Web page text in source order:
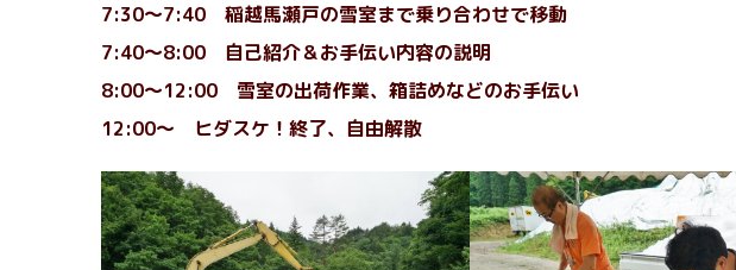
7:30～7:40 稲越馬瀬戸の雪室まで乗り合わせで移動
7:40～8:00 自己紹介＆お手伝い内容の説明
8:00～12:00 雪室の出荷作業、箱詰めなどのお手伝い
12:00～ ヒダスケ！終了、自由解散